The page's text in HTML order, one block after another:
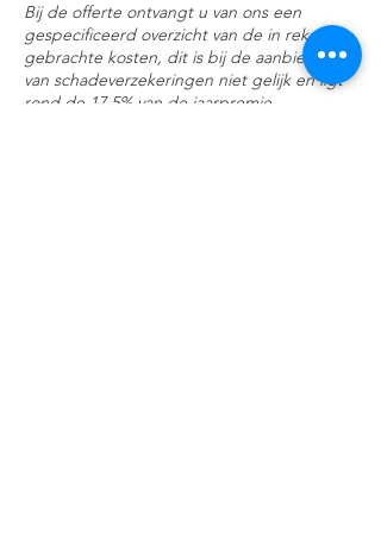
Bij de offerte ontvangt u van ons een
gespecificeerd overzicht van de in rekening
gebrachte kosten, dit is bij de aanbieders
van schadeverzekeringen niet gelijk en ligt
rond de 17,5% van de jaarpremie.